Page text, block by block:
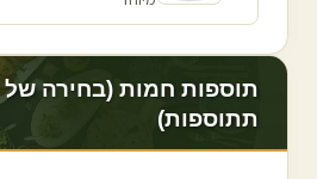
תוספות חמות (בחירה של
תתוספות)